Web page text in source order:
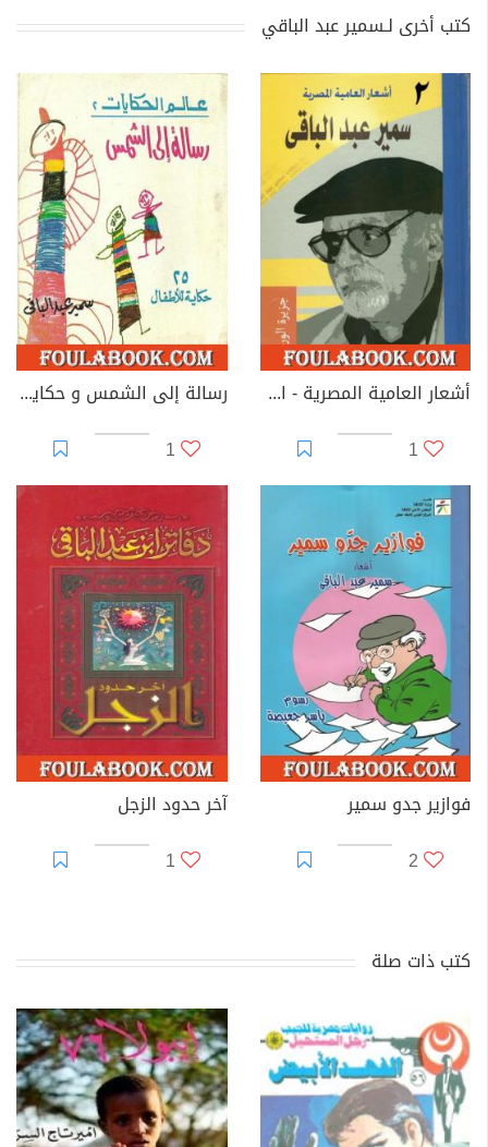
كتب أخرى لـسمير عبد الباقي
أشعار العامية المصرية - الأعمال الكاملة: الجزء الثاني
1
رسالة إلى الشمس و حكايات أخرى - 25 حكاية للأطفال
1
فوازير جدو سمير
2
آخر حدود الزجل
1
كتب ذات صلة